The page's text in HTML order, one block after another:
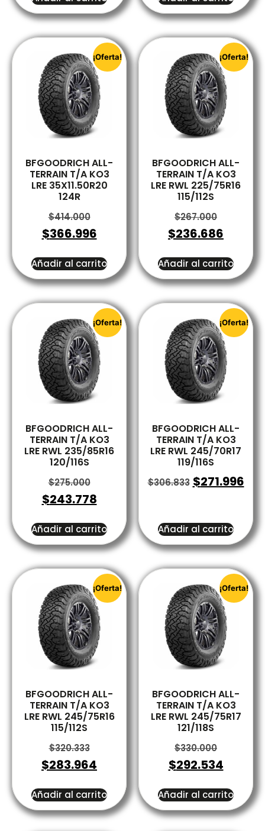
¡Oferta!
BFGOODRICH ALL-
TERRAIN T/A KO3
LRE 35X11.50R20
124R
$414.000
$366.996
Añadir al carrito
¡Oferta!
BFGOODRICH ALL-
TERRAIN T/A KO3
LRE RWL 225/75R16
115/112S
$267.000
$236.686
Añadir al carrito
¡Oferta!
BFGOODRICH ALL-
TERRAIN T/A KO3
LRE RWL 235/85R16
120/116S
$275.000
$243.778
Añadir al carrito
¡Oferta!
BFGOODRICH ALL-
TERRAIN T/A KO3
LRE RWL 245/70R17
119/116S
$306.833 $271.996
Añadir al carrito
¡Oferta!
BFGOODRICH ALL-
TERRAIN T/A KO3
LRE RWL 245/75R16
115/112S
$320.333
$283.964
Añadir al carrito
¡Oferta!
BFGOODRICH ALL-
TERRAIN T/A KO3
LRE RWL 245/75R17
121/118S
$330.000
$292.534
Añadir al carrito